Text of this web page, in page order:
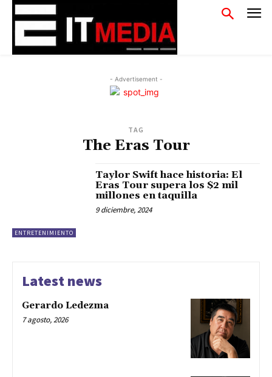
- Advertisement -
TAG
The Eras Tour
ENTRETENIMIENTO
Taylor Swift hace historia: El
Eras Tour supera los $2 mil
millones en taquilla
9 diciembre, 2024
Latest news
Gerardo Ledezma
7 agosto, 2026